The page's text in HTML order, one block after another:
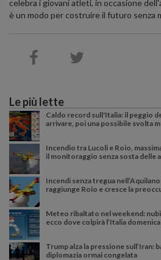
celebra i giovani atleti, in occasione
è un modo per costruire il futuro senza
Le più lette
Caldo record sull'Italia: il peggio
arrivare, poi una possibile svolta
Incendio tra Lucoli e Roio,
il monitoraggio senza sosta delle
Incendi senza tregua
raggiunge Roio e cresce la
Meteo ribaltato nel weekend:
ecco dove colpirà l’Italia domenica
Trump alza la pressione sull’Iran:
diplomazia ormai congelata